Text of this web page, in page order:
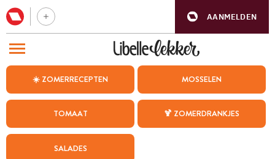
AANMELDEN
☀️ ZOMERRECEPTEN MOSSELEN
TOMAAT 🍹 ZOMERDRANKJES
SALADES
BEZOEK ONZE ANDERE WEBSITES
WEEKMENU
CHAT MET MAIA